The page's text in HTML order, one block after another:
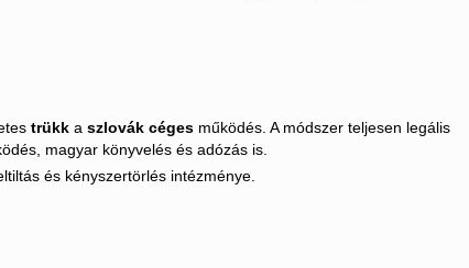
trükkaszlovák céges működés. A módszer teljesen legális
magyar könyvelés és adózás is.
és kényszertörlés intézménye.